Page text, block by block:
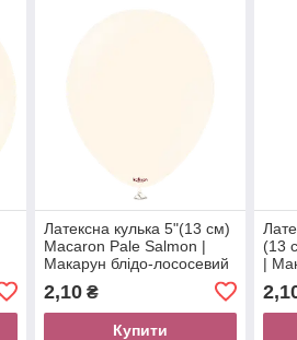
Латексна кулька 5"(13 см)
Macaron Pale Salmon |
Макарун блідо-лососевий
2,10₴
Купити
(13
|